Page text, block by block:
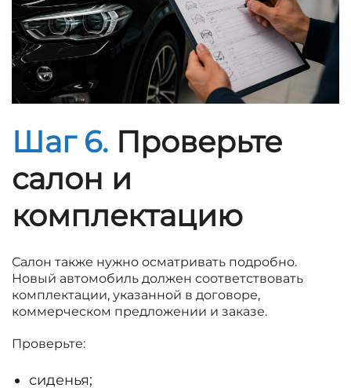
Шаг 6. Проверьте
салон и
комплектацию
Салон также нужно осматривать подробно.
Новый автомобиль должен соответствовать
комплектации, указанной в договоре,
коммерческом предложении и заказе.
Проверьте:
сиденья;